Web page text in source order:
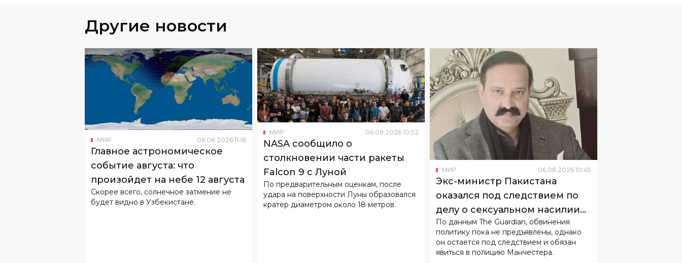
Другие новости
МИР 06.08.2026 11:18
Главное астрономическое
событие августа: что
произойдет на небе 12 августа
Скорее всего, солнечное затмение не
будет видно в Узбекистане.
МИР 06.08.2026 10:52
NASA сообщило о
столкновении части ракеты
Falcon 9 с Луной
По предварительным оценкам, после
удара на поверхности Луны образовался
кратер диаметром около 18 метров.
МИР 06.08.2026 10:45
Экс-министр Пакистана
оказался под следствием по
делу о сексуальном насилии
над детьми
По данным The Guardian, обвинения
политику пока не предъявлены, однако
он остается под следствием и обязан
явиться в полицию Манчестера.